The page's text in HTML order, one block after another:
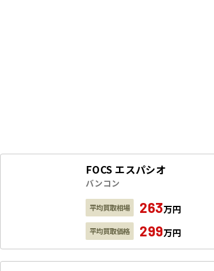
FOCS エスパシオ
バンコン
平均買取相場 263万円
平均買取価格 299万円